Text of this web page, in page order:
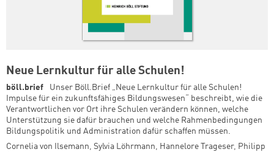
Neue Lernkultur für alle Schulen!
böll.brief
Unser Böll.Brief „Neue Lernkultur für alle Schulen!
Impulse für ein zukunftsfähiges Bildungswesen“ beschreibt, wie die
Verantwortlichen vor Ort ihre Schulen verändern können, welche
Unterstützung sie dafür brauchen und welche Rahmenbedingungen
Bildungspolitik und Administration dafür schaffen müssen.
Cornelia von Ilsemann Sylvia Löhrmann Hannelore Trageser, Philipp